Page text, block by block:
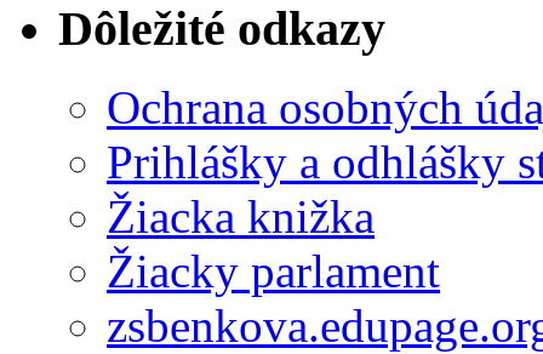
Dôležité odkazy
Ochrana osobných
Prihlášky a odhlášky
Žiacka knižka
Žiacky parlament